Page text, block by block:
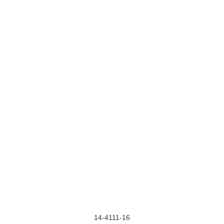
14-4111-16